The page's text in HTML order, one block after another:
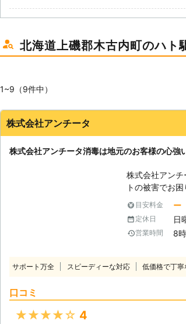
北海道上磯郡木古内町のハト
1~9（9件中）
株式会社アンチータ
株式会社アンチータ消毒は地元のお客様の心強
株式会社アン
トの被害でお
致します。 【
ダに干してあ
ています。又
り、異臭で悩
方も少なくな
ります。糞の場
しておくと次
目安料金 ー
定休日 日
営業時間 8
サポート万全 スピーディーな対応 低価格で丁寧
口コミ
★★★★★ 4